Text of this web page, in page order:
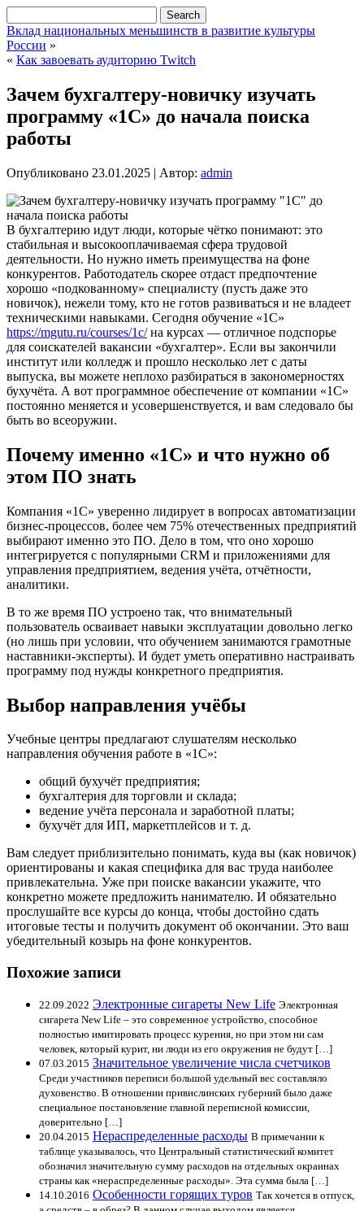
Вклад национальных меньшинств в развитие культуры
России »
« Как завоевать аудиторию Twitch
Зачем бухгалтеру-новичку изучать
программу «1С» до начала поиска
работы
Опубликовано 23.01.2025 | Автор: admin
В бухгалтерию идут люди, которые чётко понимают: это
стабильная и высокооплачиваемая сфера трудовой
деятельности. Но нужно иметь преимущества на фоне
конкурентов. Работодатель скорее отдаст предпочтение
хорошо «подкованному» специалисту (пусть даже это
новичок), нежели тому, кто не готов развиваться и не владеет
техническими навыками. Сегодня обучение «1С»
https://mgutu.ru/courses/1c/на курсах — отличное подспорье
для соискателей вакансии «бухгалтер». Если вы закончили
институт или колледж и прошло несколько лет с даты
выпуска, вы можете неплохо разбираться в закономерностях
бухучёта. А вот программное обеспечение от компании «1С»
постоянно меняется и усовершенствуется, и вам следовало бы
быть во всеоружии.
Почему именно «1С» и что нужно об
этом ПО знать
Компания «1С» уверенно лидирует в вопросах автоматизации
бизнес-процессов, более чем 75% отечественных предприятий
выбирают именно это ПО. Дело в том, что оно хорошо
интегрируется с популярными CRM и приложениями для
управления предприятием, ведения учёта, отчётности,
аналитики.
В то же время ПО устроено так, что внимательный
пользователь осваивает навыки эксплуатации довольно легко
(но лишь при условии, что обучением занимаются грамотные
наставники-эксперты). И будет уметь оперативно настраивать
программу под нужды конкретного предприятия.
Выбор направления учёбы
Учебные центры предлагают слушателям несколько
направления обучения работе в «1С»:
общий бухучёт предприятия;
бухгалтерия для торговли и склада;
ведение учёта персонала и заработной платы;
бухучёт для ИП, маркетплейсов и т. д.
Вам следует приблизительно понимать, куда вы (как новичок)
ориентированы и какая специфика для вас труда наиболее
привлекательна. Уже при поиске вакансии укажите, что
конкретно можете предложить нанимателю. И обязательно
прослушайте все курсы до конца, чтобы достойно сдать
итоговые тесты и получить документ об окончании. Это ваш
убедительный козырь на фоне конкурентов.
Похожие записи
22.09.2022 Электронные сигареты New Life Электронная
сигарета New Life – это современное устройство, способное
полностью имитировать процесс курения, но при этом ни сам
человек, который курит, ни люди из его окружения не будут […]
07.03.2015 Значительное увеличение числа счетчиков
Среди участников переписи большой удельный вес составляло
духовенство. В отношении привислинских губерний было даже
специальное постановление главной переписной комиссии,
доверительно […]
20.04.2015 Нераспределенные расходы В примечании к
таблице указывалось, что Центральный статистический комитет
обозначил значительную сумму расходов на отдельных окраинах
страны как «нераспределенные расходы». Эта сумма была […]
14.10.2016 Особенности горящих туров Так хочется в отпуск,